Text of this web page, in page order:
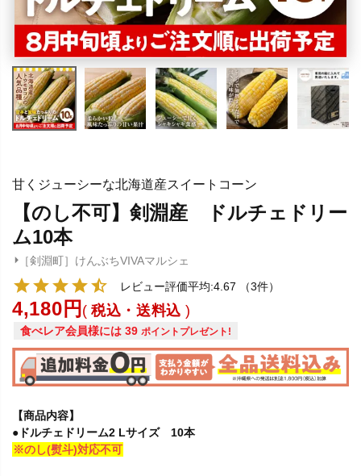
甘くジューシーな北海道産スイートコーン
【のし不可】剣淵産 ドルチェドリー
ム10本
［剣淵町］けんぶちVIVAマルシェ
レビュー評価平均:4.67
（3件）
4,180 税込・送料込
食べレア会員様には 39 ポイントプレゼント!
【商品内容】
●ドルチェドリーム2 Lサイズ 10本
※のし(熨斗)対応不可